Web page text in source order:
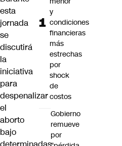
esta
jornada
se
discutirá
la
iniciativa
para
despenalizar
el
aborto
bajo
y
condiciones
financieras
más
estrechas
por
shock
de
costos
Gobierno
remueve
por